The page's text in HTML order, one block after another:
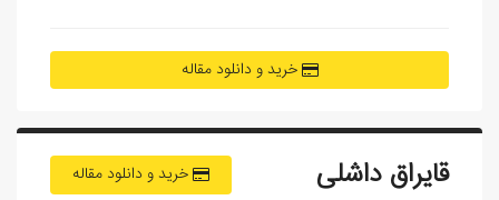
خرید و دانلود مقاله
خرید و دانلود مقاله قایراق داشلی